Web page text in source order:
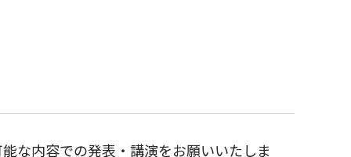
な内容での発表・講演をお願いいたしま